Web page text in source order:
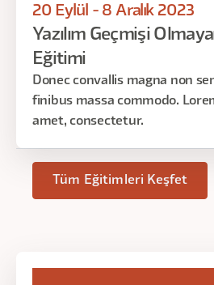
20 Eylül - 8 Aralık 2023
Yazılım Geçmişi
Eğitimi
Donec convallis magna non
finibus massa commodo.
amet, consectetur.
Tüm Eğitimleri Keşfet